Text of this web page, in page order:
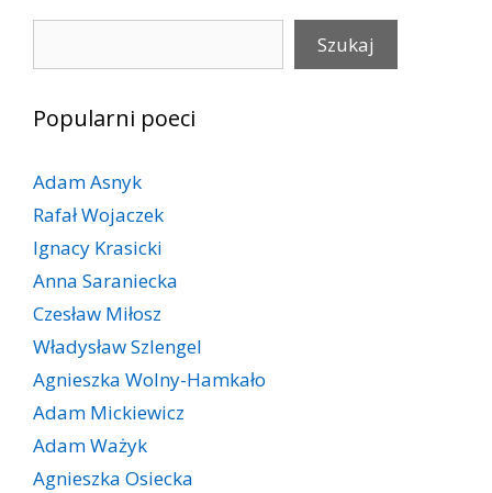
Szukaj
Popularni poeci
Adam Asnyk
Rafał Wojaczek
Ignacy Krasicki
Anna Saraniecka
Czesław Miłosz
Władysław Szlengel
Agnieszka Wolny-Hamkało
Adam Mickiewicz
Adam Ważyk
Agnieszka Osiecka